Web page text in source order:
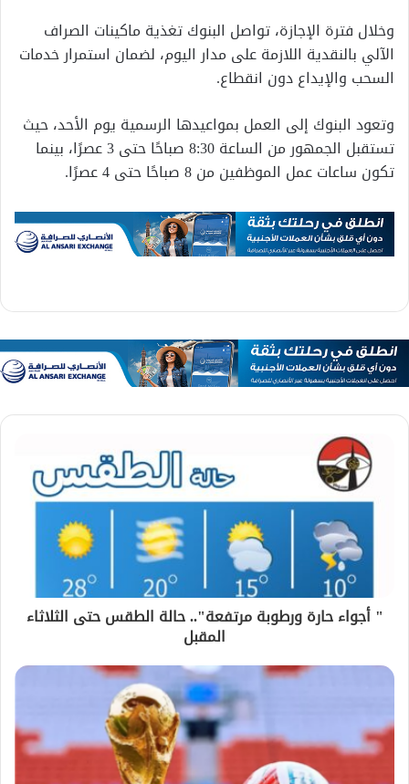
وخلال فترة الإجازة، تواصل البنوك تغذية ماكينات الصراف
الآلي بالنقدية اللازمة على مدار اليوم، لضمان استمرار خدمات
السحب والإيداع دون انقطاع.
وتعود البنوك إلى العمل بمواعيدها الرسمية يوم الأحد، حيث
تستقبل الجمهور من الساعة 8:30 صباحًا حتى 3 عصرًا، بينما
تكون ساعات عمل الموظفين من 8 صباحًا حتى 4 عصرًا.
" أجواء حارة ورطوبة مرتفعة".. حالة الطقس حتى الثلاثاء
المقبل